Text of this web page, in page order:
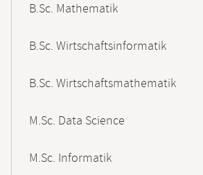
B.Sc. Mathematik
B.Sc. Wirtschaftsinformatik
B.Sc. Wirtschaftsmathematik
M.Sc. Data Science
M.Sc. Informatik